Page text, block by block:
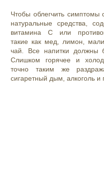
Чтобы облегчить симптомы
натуральные средства,
витамина С или
такие как мед, лимон,
чай. Все напитки должны
Слишком горячее и
точно таким же
сигаретный дым, алкоголь